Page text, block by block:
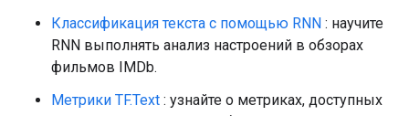
Классификация текста с помощью RNN : научите
RNN выполнять анализ настроений в обзорах
фильмов IMDb.
Метрики TF.Text : узнайте о метриках, доступных